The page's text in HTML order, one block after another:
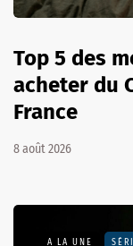
Top 5 des
acheter du
France
8 août 2026
A LA UNE